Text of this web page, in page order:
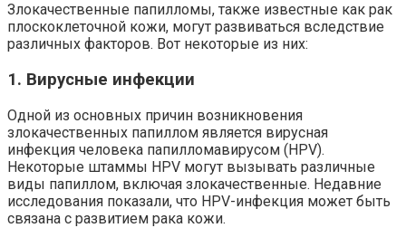
Злокачественные папилломы, также известные как рак
плоскоклеточной кожи, могут развиваться вследствие
различных факторов. Вот некоторые из них:
1. Вирусные инфекции
Одной из основных причин возникновения
злокачественных папиллом является вирусная
инфекция человека папилломавирусом (HPV).
Некоторые штаммы HPV могут вызывать различные
виды папиллом, включая злокачественные. Недавние
исследования показали, что HPV-инфекция может быть
связана с развитием рака кожи.